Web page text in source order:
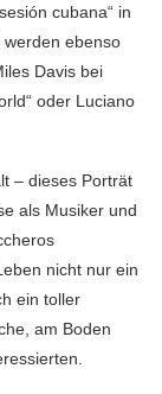
cubana“ in
ebenso
Davis bei
oder Luciano
– dieses Porträt
als Musiker und
nicht nur ein
ein toller
am Boden